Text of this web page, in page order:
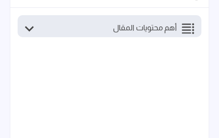
أهم محتويات المقال